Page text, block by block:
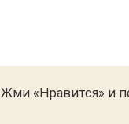
Жми «Нравится» и